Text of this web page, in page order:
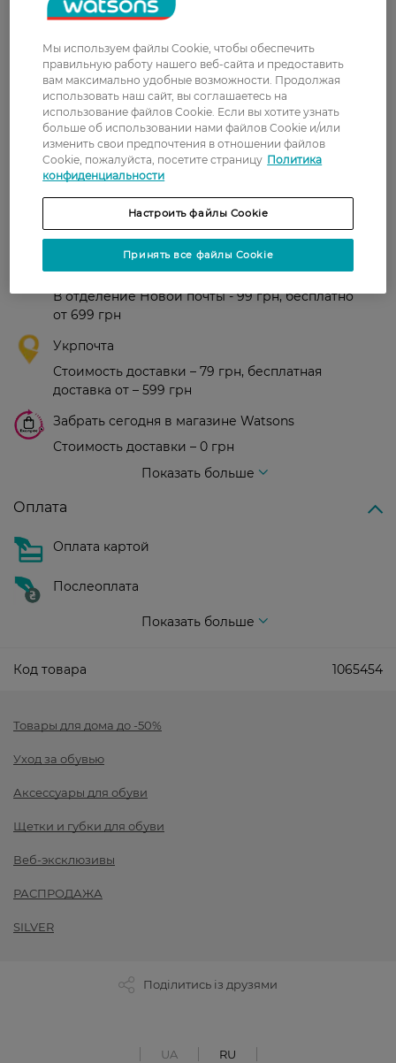
Alena
2 февраля, 2021
Очищает, освежает,
восстанавливает структуру замша
и нубука, удобная по величине.
Аліна
19 декабря, 2020
Зручна у користуваннi губка для
замшi
Показати ще
Доставка
Новая почта
В отделение Новой почты - 99 грн, бесплатно
от 699 грн
Укрпочта
Стоимость доставки – 79 грн, бесплатная
доставка от – 599 грн
Забрать сегодня в магазине Watsons
Стоимость доставки – 0 грн
Показать больше
Оплата
Оплата картой
Послеоплата
Показать больше
Код товара 1065454
Товары для дома до -50%
Уход за обувью
Аксессуары для обуви
Щетки и губки для обуви
Веб-эксклюзивы
РАСПРОДАЖА
SILVER
Поділитись із друзями
UA RU
Мы используем файлы Cookie, чтобы обеспечить
правильную работу нашего веб-сайта и предоставить
вам максимально удобные возможности. Продолжая
использовать наш сайт, вы соглашаетесь на
использование файлов Cookie. Если вы хотите узнать
больше об использовании нами файлов Cookie и/или
изменить свои предпочтения в отношении файлов
Cookie, пожалуйста, посетите страницу Политика
конфиденциальности
Настроить файлы Cookie
Принять все файлы Cookie